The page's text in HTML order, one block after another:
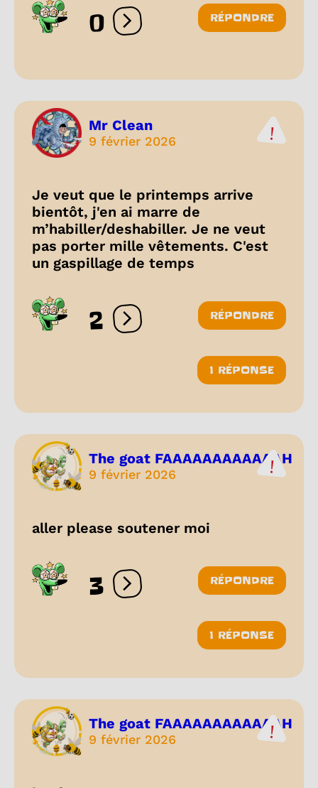
0 Ouvrir les réactions
RÉPONDRE
Mr Clean
9 février 2026
Je veut que le printemps arrive
bientôt, j'en ai marre de
m’habiller/deshabiller. Je ne veut
pas porter mille vêtements. C'est
un gaspillage de temps
2 Ouvrir les réactions
RÉPONDRE
1 RÉPONSE
The goat FAAAAAAAAAAAAH
9 février 2026
aller please soutener moi
3 Ouvrir les réactions
RÉPONDRE
1 RÉPONSE
The goat FAAAAAAAAAAAAH
9 février 2026